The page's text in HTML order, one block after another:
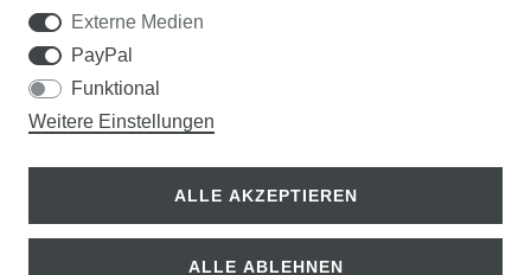
DER WEG ZUM TRAUMRASEN
Samen Rohde GmbH
© Copyright 2026 | Alle Rechte vorbehalten.
Externe Medien
PayPal
Funktional
Weitere Einstellungen
ALLE AKZEPTIEREN
ALLE ABLEHNEN